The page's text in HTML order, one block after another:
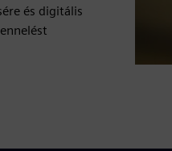
és digitális